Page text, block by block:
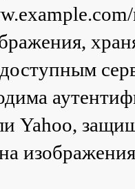
Yahoo,